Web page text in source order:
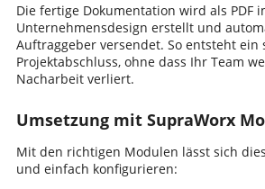
Die fertige Dokumentation wird als PDF
Unternehmensdesign erstellt und
Auftraggeber versendet. So entsteht ein
Projektabschluss, ohne dass Ihr Team
Nacharbeit verliert.
Umsetzung mit SupraWorx
Mit den richtigen Modulen lässt sich
und einfach konfigurieren: